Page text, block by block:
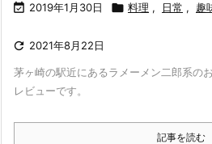
 2019年1月30日  料理 , 日常 , 趣
 2021年8月22日
茅ヶ崎の駅近にあるラメーメン二郎系の
レビューです。
記事を読む